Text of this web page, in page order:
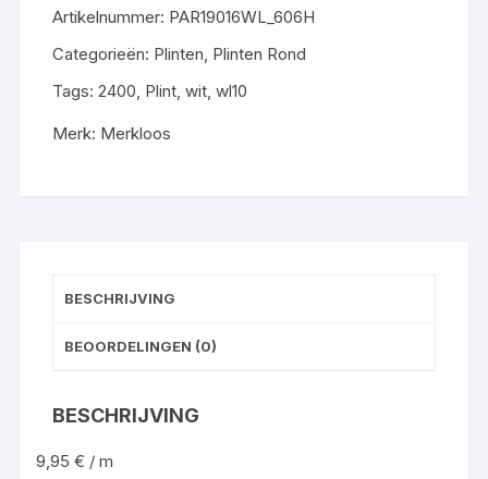
aantal
Artikelnummer: PAR19016WL_606H
Categorieën: Plinten, Plinten Rond
Tags:2400, Plint,wit,wl10
Merk: Merkloos
BESCHRIJVING
BEOORDELINGEN (0)
BESCHRIJVING
9,95 € / m